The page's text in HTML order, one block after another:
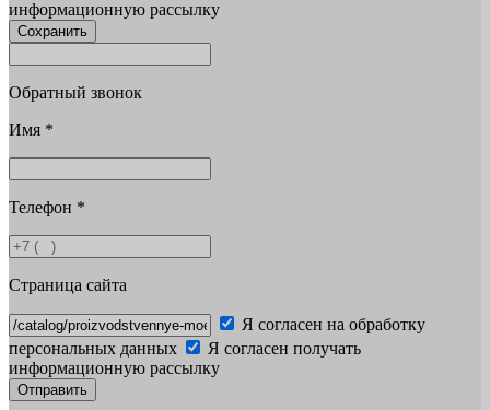
информационную рассылку
Сохранить
Обратный звонок
Имя *
Телефон *
Страница сайта
Я согласен на обработку
персональных данных
Я согласен получать
информационную рассылку
Отправить